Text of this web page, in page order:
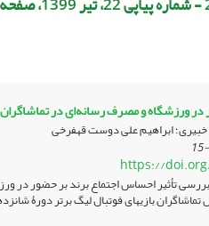
در ورزشگاه ‏و مصرف رسانه‌ای در
خبیری؛ ابراهیم علی دوست قهفرخی
https://
تأثیر احساس اجتماع برند بر حضور در